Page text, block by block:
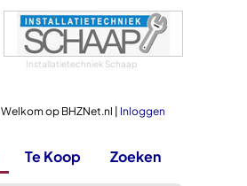
Installatietechniek Schaap
Welkom op BHZNet.nl | Inloggen
Te Koop Zoeken